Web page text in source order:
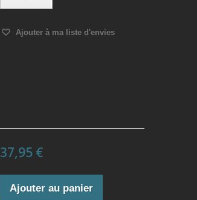
Ajouter à ma liste d'envies
37,95 €
Ajouter au panier